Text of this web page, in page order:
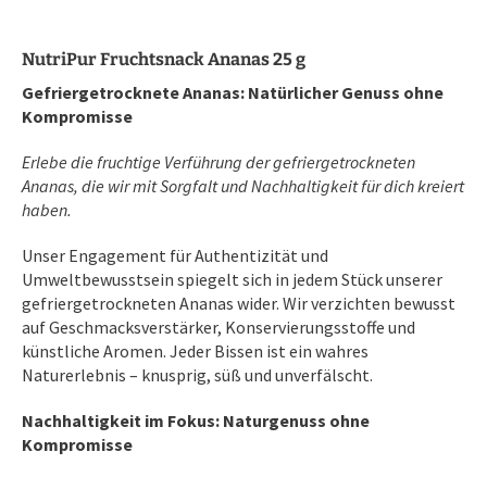
NutriPur Fruchtsnack Ananas 25 g
Gefriergetrocknete Ananas: Natürlicher Genuss ohne
Kompromisse
Erlebe die fruchtige Verführung der gefriergetrockneten
Ananas, die wir mit Sorgfalt und Nachhaltigkeit für dich kreiert
haben.
Unser Engagement für Authentizität und
Umweltbewusstsein spiegelt sich in jedem Stück unserer
gefriergetrockneten Ananas wider. Wir verzichten bewusst
auf Geschmacksverstärker, Konservierungsstoffe und
künstliche Aromen. Jeder Bissen ist ein wahres
Naturerlebnis – knusprig, süß und unverfälscht.
Nachhaltigkeit im Fokus: Naturgenuss ohne
Kompromisse